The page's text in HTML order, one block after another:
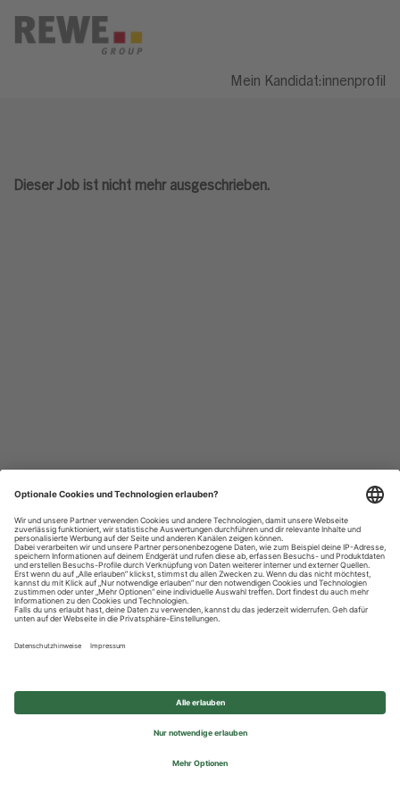
Mein Kandidat:innenprofil
Dieser Job ist nicht mehr ausgeschrieben.
Datenschutzhinweise
Impressum
Privatsphäre-Einstellungen
© 2026 REWE Group - All rights reserved